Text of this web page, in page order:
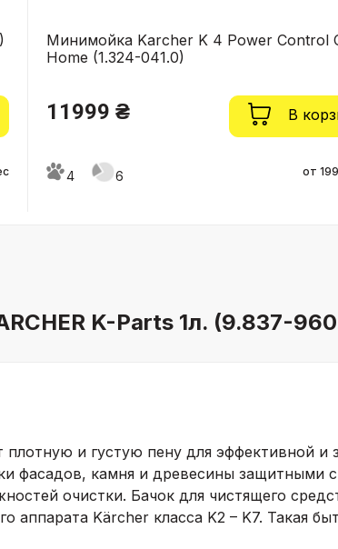
Минимойка Karcher K 4 Power Control
Home (1.324-041.0)
11999 ₴ В
4 6 от
K-Parts 1л. (9.837-
плотную и густую пену для эффективной и
фасадов, камня и древесины защитными
очистки. Бачок для чистящего
аппарата Kärcher класса K2 – K7. Такая